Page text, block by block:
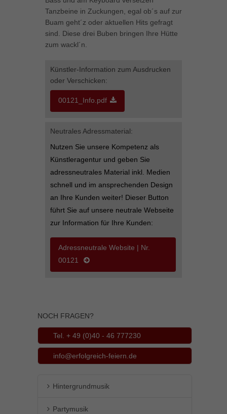
Tanzbeine in Zuckungen, egal ob´s auf zur
Buam geht´z oder aktuellen Hits gefragt
sind. Diese drei Buben bringen Ihre Hütte
zum wackl´n.
Künstler-Information zum Ausdrucken
oder Verschicken:
00121_Info.pdf
Neutrales Adressmaterial:
Nutzen Sie unsere Kompetenz als
Künstleragentur und geben Sie
adressneutrales Material inkl. Medien
schnell und im ansprechenden Design
an Ihre Kunden weiter! Dieser Button
führt Sie auf unsere neutrale Webseite
zur Information für Ihre Kunden:
Adressneutrale Website | Nr.
00121
NOCH FRAGEN?
Tel. + 49 (0)40 - 46 777230
info@erfolgreich-feiern.de
Hintergrundmusik
Partymusik
können Ihre Einwilligung zu ganzen Kategorien geben oder sich
weitere Informationen anzeigen lassen und so nur bestimmte
Cookies auswählen.
Alle akzeptieren
Zurück
Datenschutzeinstellungen
Essenziell (1)
Cookie-Informationen anzeigen
Marketing (1)
Marketing-Cookies werden von Drittanbietern oder Publishern verwendet,
um personalisierte Werbung anzuzeigen. Sie tun dies, indem sie
Besucher über Websites hinweg verfolgen.
Cookie-Informationen anzeigen
Externe Medien (5)
Inhalte von Videoplattformen und Social-Media-Plattformen werden
standardmäßig blockiert. Wenn Cookies von externen Medien akzeptiert
werden, bedarf der Zugriff auf diese Inhalte keiner manuellen Einwilligung